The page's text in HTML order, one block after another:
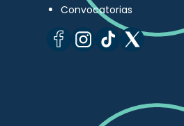
Convocatorias